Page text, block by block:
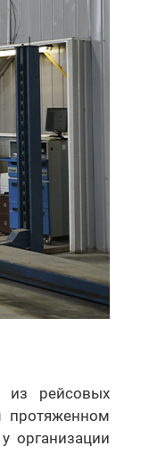
из рейсовых
протяженном
организации